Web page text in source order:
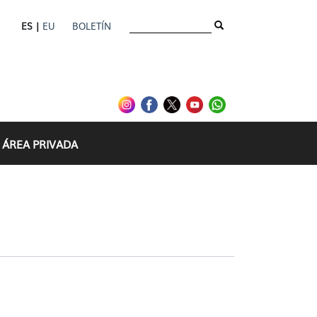
ES | EU BOLETÍN
ÁREA PRIVADA